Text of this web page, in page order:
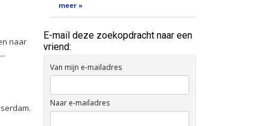
meer »
E-mail deze zoekopdracht naar een
vriend:
Van mijn e-mailadres
Naar e-mailadres
naar